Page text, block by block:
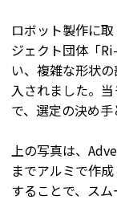
ロボット製作に
ジェクト団体「
い、複雑な形状
入されました。
で、選定の決め手
上の写真は、
までアルミで作
することで、スム